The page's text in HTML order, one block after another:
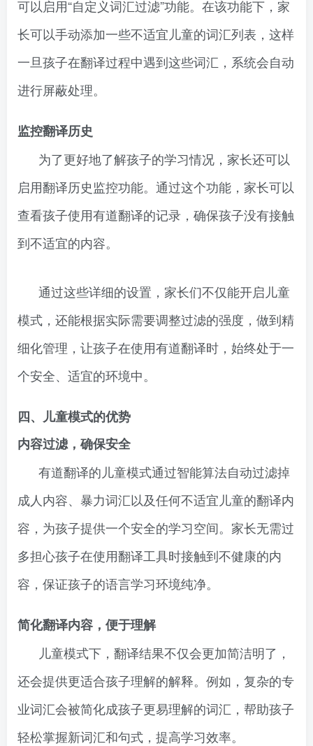
可以启用“自定义词汇过滤”功能。在该功能下，家
长可以手动添加一些不适宜儿童的词汇列表，这样
一旦孩子在翻译过程中遇到这些词汇，系统会自动
进行屏蔽处理。
监控翻译历史
为了更好地了解孩子的学习情况，家长还可以
启用翻译历史监控功能。通过这个功能，家长可以
查看孩子使用有道翻译的记录，确保孩子没有接触
到不适宜的内容。
通过这些详细的设置，家长们不仅能开启儿童
模式，还能根据实际需要调整过滤的强度，做到精
细化管理，让孩子在使用有道翻译时，始终处于一
个安全、适宜的环境中。
四、儿童模式的优势
内容过滤，确保安全
有道翻译的儿童模式通过智能算法自动过滤掉
成人内容、暴力词汇以及任何不适宜儿童的翻译内
容，为孩子提供一个安全的学习空间。家长无需过
多担心孩子在使用翻译工具时接触到不健康的内
容，保证孩子的语言学习环境纯净。
简化翻译内容，便于理解
儿童模式下，翻译结果不仅会更加简洁明了，
还会提供更适合孩子理解的解释。例如，复杂的专
业词汇会被简化成孩子更易理解的词汇，帮助孩子
轻松掌握新词汇和句式，提高学习效率。